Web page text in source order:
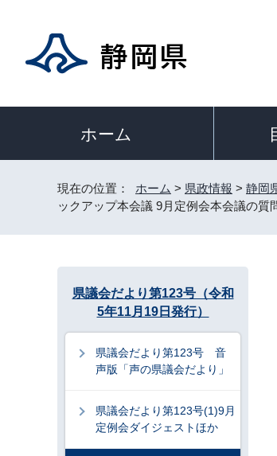
ホーム
現在の位置： ホーム > 県政情報 > 静岡
ックアップ本会議 9月定例会本会議の質
県議会だより第123号（令和
5年11月19日発行）
県議会だより第123号 音
声版「声の県議会だより」
県議会だより第123号(1)9月
定例会ダイジェストほか